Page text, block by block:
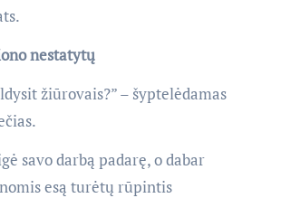
nestatytų
žiūrovais?” – šyptelėdamas
savo darbą padarę, o dabar
esą turėtų rūpintis